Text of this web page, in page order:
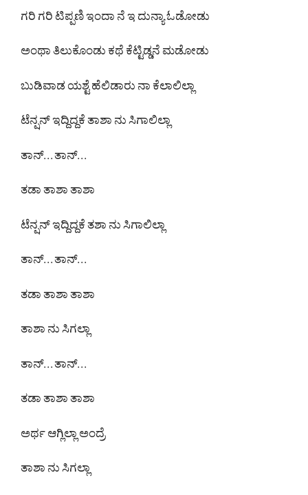
ಗರಿ ಗರಿ ಟಿಪ್ಪಣಿ ಇಂದಾ ನೆ ಇ ದುನ್ಯಾ ಓಡೋಡು
ಅಂಥಾ ತಿಲುಕೊಂಡು ಕಥೆ ಕೆಟ್ಟಿಡ್ಡನೆ ಮಡೋಡು
ಬುಡಿವಾಡ ಯಶ್ಟೆ ಹೆಲಿಡಾರು ನಾ ಕೆಲಾಲಿಲ್ಲಾ
ಟೆನ್ಷನ್ ಇದ್ದಿದ್ದಕೆ ತಾಶಾ ನು ಸಿಗಾಲಿಲ್ಲಾ
ತಾನ್. . . ತಾನ್. . .
ತಡಾ ತಾಶಾ ತಾಶಾ
ಟೆನ್ಷನ್ ಇದ್ದಿದ್ದಕೆ ತಶಾ ನು ಸಿಗಾಲಿಲ್ಲಾ
ತಾನ್. . . ತಾನ್. . .
ತಡಾ ತಾಶಾ ತಾಶಾ
ತಾಶಾ ನು ಸಿಗಲ್ಲಾ
ತಾನ್. . . ತಾನ್. . .
ತಡಾ ತಾಶಾ ತಾಶಾ
ಅರ್ಥ ಆಗ್ಲಿಲ್ಲಾ ಅಂದ್ರೆ
ತಾಶಾ ನು ಸಿಗಲ್ಲಾ